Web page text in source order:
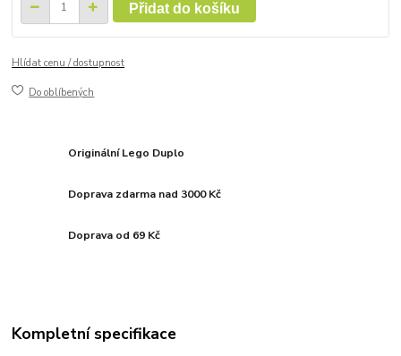
Přidat do košíku
Hlídat cenu / dostupnost
Do oblíbených
Originální Lego Duplo
Doprava zdarma nad 3000 Kč
Doprava od 69 Kč
Kompletní specifikace